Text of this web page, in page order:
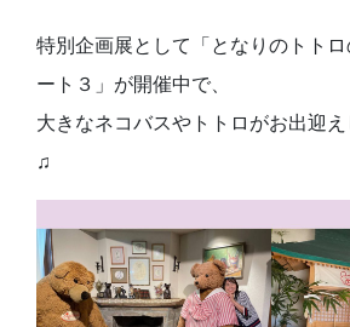
特別企画展として「となりのトト
ート３」が開催中で、
大きなネコバスやトトロがお出迎
♫